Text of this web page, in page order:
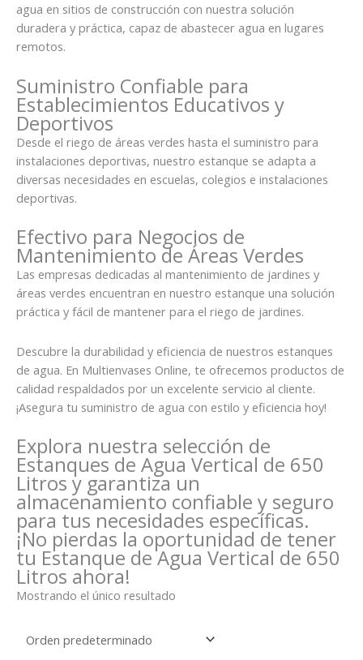
agua en sitios de construcción con nuestra solución
duradera y práctica, capaz de abastecer agua en lugares
remotos.
Suministro Confiable para
Establecimientos Educativos y
Deportivos
Desde el riego de áreas verdes hasta el suministro para
instalaciones deportivas, nuestro estanque se adapta a
diversas necesidades en escuelas, colegios e instalaciones
deportivas.
Efectivo para Negocios de
Mantenimiento de Áreas Verdes
Las empresas dedicadas al mantenimiento de jardines y
áreas verdes encuentran en nuestro estanque una solución
práctica y fácil de mantener para el riego de jardines.
Descubre la durabilidad y eficiencia de nuestros estanques
de agua. En Multienvases Online, te ofrecemos productos de
calidad respaldados por un excelente servicio al cliente.
¡Asegura tu suministro de agua con estilo y eficiencia hoy!
Explora nuestra selección de
Estanques de Agua Vertical de 650
Litros y garantiza un
almacenamiento confiable y seguro
para tus necesidades específicas.
¡No pierdas la oportunidad de tener
tu Estanque de Agua Vertical de 650
Litros ahora!
Mostrando el único resultado